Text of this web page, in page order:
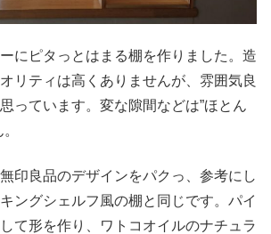
にピタっとはまる棚を作りました。造
リティは高くありませんが、雰囲気良
っています。変な隙間などは”ほとん
印良品のデザインをパクっ、参考にし
ングシェルフ風の棚と同じです。パイ
て形を作り、ワトコオイルのナチュラ